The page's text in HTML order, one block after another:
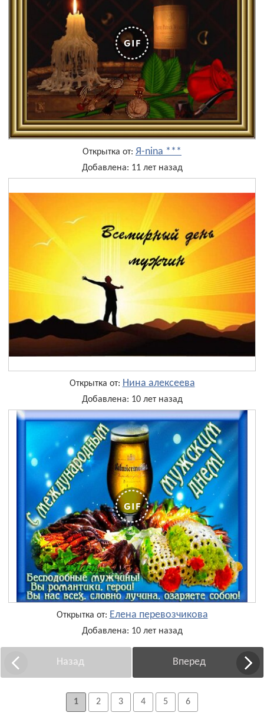
Открытка от: Я-nina ***
Добавлена: 11 лет назад
Открытка от: Нина алексеева
Добавлена: 10 лет назад
Открытка от: Елена перевозчикова
Добавлена: 10 лет назад
Назад Вперед
1 2 3 4 5 6